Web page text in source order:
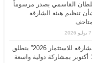
القاسمي يصدر مرسوماً
تنظيم هيئة الشارقة
7 يوليو 2026
“الشارقة للاستثمار 2026” ينطلق